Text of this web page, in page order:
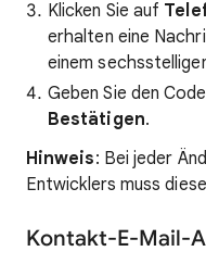
Klicken Sie auf
erhalten eine
einem
Geben Sie den
Bestätigen.
Hinweis: Bei jeder
Entwicklers muss
Kontakt-E-Mail-